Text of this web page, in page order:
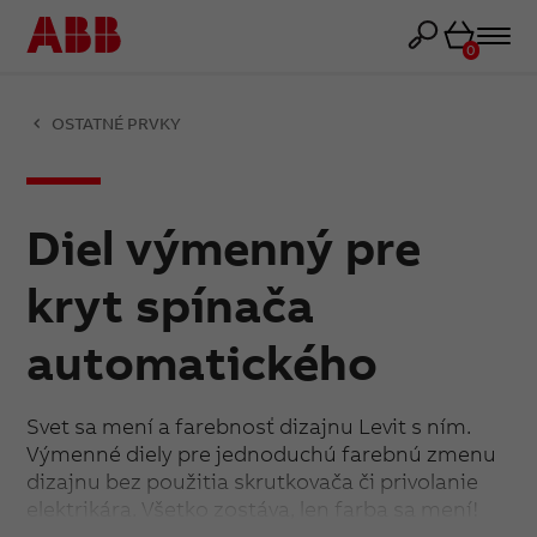
Košík
0
OSTATNÉ PRVKY
Diel výmenný pre
kryt spínača
automatického
Svet sa mení a farebnosť dizajnu Levit s ním.
Výmenné diely pre jednoduchú farebnú zmenu
dizajnu bez použitia skrutkovača či privolanie
elektrikára. Všetko zostáva, len farba sa mení!